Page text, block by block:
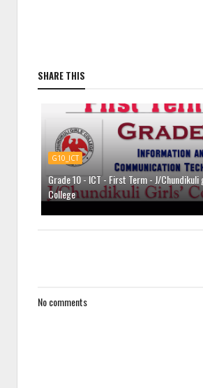
SHARE THIS
G10_ICT
Grade 10 - ICT - First Term - J/Chundikuli
College
No comments